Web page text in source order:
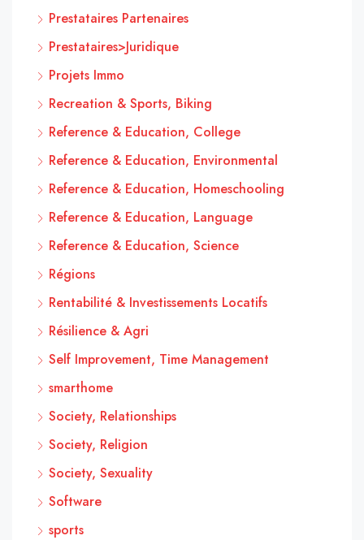
Prestataires Partenaires
Prestataires>Juridique
Projets Immo
Recreation & Sports, Biking
Reference & Education, College
Reference & Education, Environmental
Reference & Education, Homeschooling
Reference & Education, Language
Reference & Education, Science
Régions
Rentabilité & Investissements Locatifs
Résilience & Agri
Self Improvement, Time Management
smarthome
Society, Relationships
Society, Religion
Society, Sexuality
Software
sports